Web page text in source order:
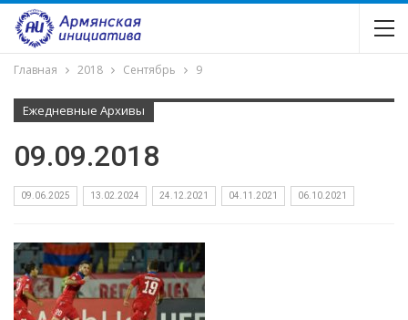
Главная 2018 Сентябрь 9
Ежедневные Архивы
09.09.2018
09.06.2025 13.02.2024 24.12.2021 04.11.2021 06.10.2021